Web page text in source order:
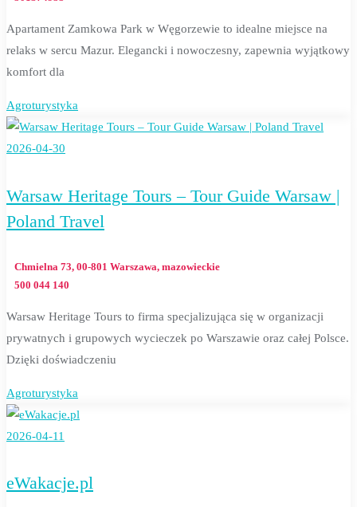
Apartament Zamkowa Park w Węgorzewie to idealne miejsce na
relaks w sercu Mazur. Elegancki i nowoczesny, zapewnia wyjątkowy
komfort dla
Agroturystyka
2026-04-30
Warsaw Heritage Tours – Tour Guide Warsaw |
Poland Travel
Chmielna 73, 00-801 Warszawa, mazowieckie
500 044 140
Warsaw Heritage Tours to firma specjalizująca się w organizacji
prywatnych i grupowych wycieczek po Warszawie oraz całej Polsce.
Dzięki doświadczeniu
Agroturystyka
2026-04-11
eWakacje.pl